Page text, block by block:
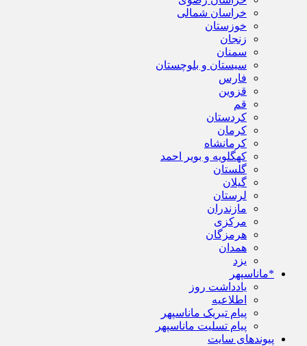
خراسان شمالی
خوزستان
زنجان
سمنان
سیستان و بلوچستان
فارس
قزوین
قم
کردستان
کرمان
کرمانشاه
کهگلویه و بویر احمد
گلستان
گیلان
لرستان
مازندران
مرکزی
هرمزگان
همدان
یزد
*ماناسپهر
یادداشت روز
اطلاعیه
پیام تبریک ماناسپهر
پیام تسلیت ماناسپهر
پیوندهای سایت